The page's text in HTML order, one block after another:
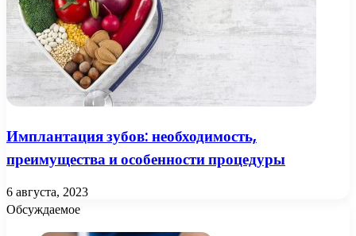
Имплантация зубов: необходимость,
преимущества и особенности процедуры
6 августа, 2023
Обсуждаемое